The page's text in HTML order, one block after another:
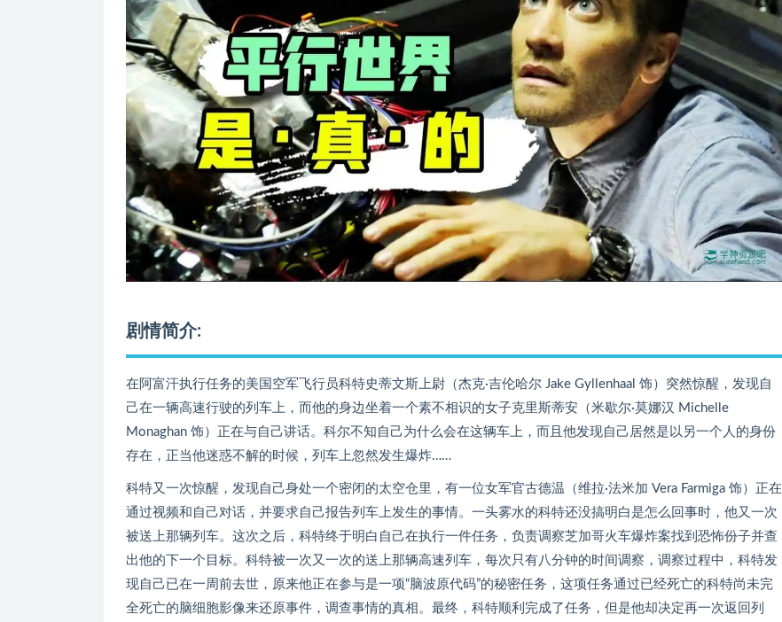
剧情简介:
在阿富汗执行任务的美国空军飞行员科特史蒂文斯上尉（杰克·吉伦哈尔 Jake Gyllenhaal 饰）突然惊醒，发现自
己在一辆高速行驶的列车上，而他的身边坐着一个素不相识的女子克里斯蒂安（米歇尔·莫娜汉 Michelle
Monaghan 饰）正在与自己讲话。科尔不知自己为什么会在这辆车上，而且他发现自己居然是以另一个人的身份
存在，正当他迷惑不解的时候，列车上忽然发生爆炸……
科特又一次惊醒，发现自己身处一个密闭的太空仓里，有一位女军官古德温（维拉·法米加 Vera Farmiga 饰）正在
通过视频和自己对话，并要求自己报告列车上发生的事情。一头雾水的科特还没搞明白是怎么回事时，他又一次
被送上那辆列车。这次之后，科特终于明白自己在执行一件任务，负责调察芝加哥火车爆炸案找到恐怖份子并查
出他的下一个目标。科特被一次又一次的送上那辆高速列车，每次只有八分钟的时间调察，调察过程中，科特发
现自己已在一周前去世，原来他正在参与是一项“脑波原代码”的秘密任务，这项任务通过已经死亡的科特尚未完
全死亡的脑细胞影像来还原事件，调查事情的真相。最终，科特顺利完成了任务，但是他却决定再一次返回列